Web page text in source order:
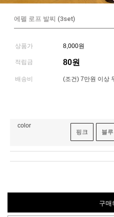
에펠 로프 발찌 (3set)
상품가 8,000원
적립금 80원
배송비 (조건) 7만원 이상
color
핑크
블루
구매